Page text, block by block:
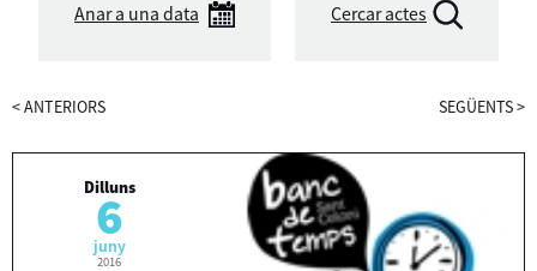
Anar a una data Cercar actes
<ANTERIORS SEGÜENTS>
Dilluns
6
juny
2016